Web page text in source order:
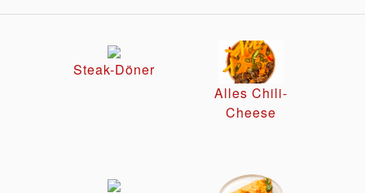
Steak-Döner
Alles Chili-
Cheese